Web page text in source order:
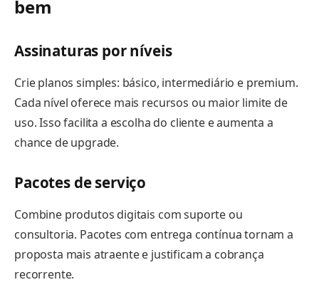
bem
Assinaturas por níveis
Crie planos simples: básico, intermediário e premium.
Cada nível oferece mais recursos ou maior limite de
uso. Isso facilita a escolha do cliente e aumenta a
chance de upgrade.
Pacotes de serviço
Combine produtos digitais com suporte ou
consultoria. Pacotes com entrega contínua tornam a
proposta mais atraente e justificam a cobrança
recorrente.